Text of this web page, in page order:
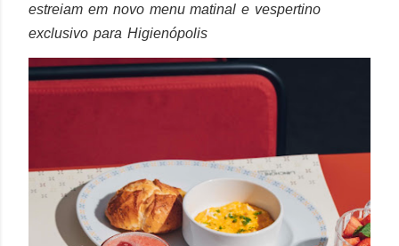
estreiam em novo menu matinal e vespertino
exclusivo para Higienópolis